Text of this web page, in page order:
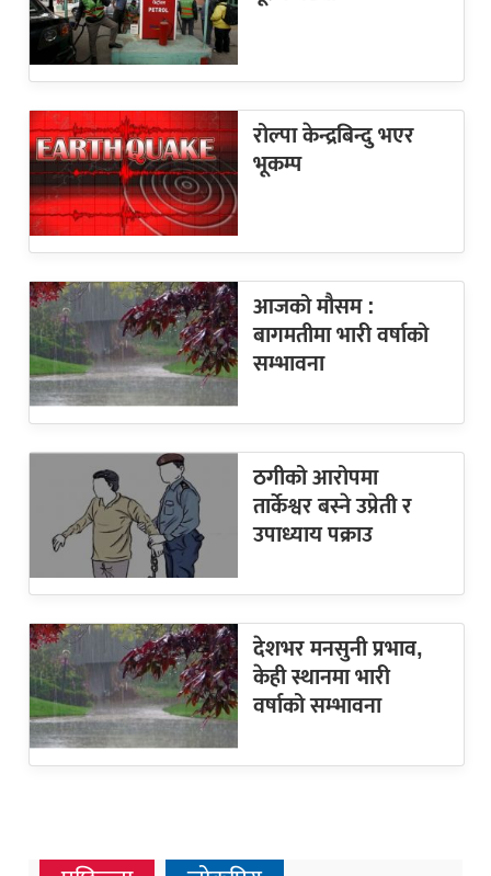
रोल्पा केन्द्रबिन्दु भएर
भूकम्प
आजको मौसम :
बागमतीमा भारी वर्षाको
सम्भावना
ठगीको आरोपमा
तार्केश्वर बस्ने उप्रेती र
उपाध्याय पक्राउ
देशभर मनसुनी प्रभाव,
केही स्थानमा भारी
वर्षाको सम्भावना